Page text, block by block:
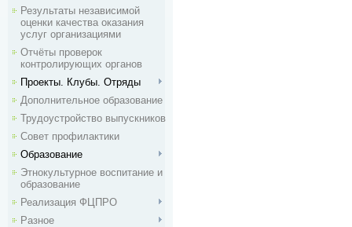
Результаты независимой
оценки качества оказания
услуг организациями
Отчёты проверок
контролирующих органов
Проекты. Клубы. Отряды
Дополнительное образование
Трудоустройство выпускников
Совет профилактики
Образование
Этнокультурное воспитание и
образование
Реализация ФЦПРО
Разное